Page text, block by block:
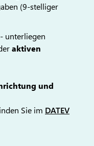
(9-stelliger
- unterliegen
aktiven
und
Sie im DATEV